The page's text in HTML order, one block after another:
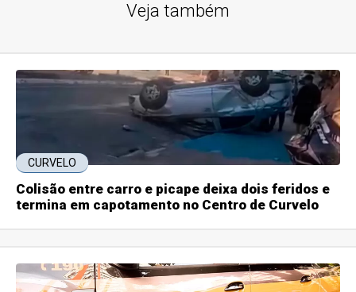
Veja também
CURVELO
Colisão entre carro e picape deixa dois feridos e
termina em capotamento no Centro de Curvelo